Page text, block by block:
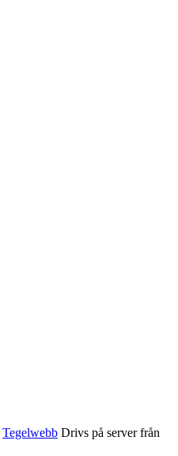
Tegelwebb Drivs på server från